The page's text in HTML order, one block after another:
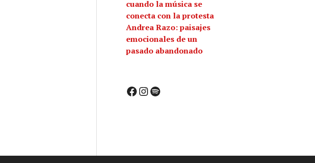
cuando la música se
conecta con la protesta
Andrea Razo: paisajes
emocionales de un
pasado abandonado
Facebook InstagramSpotify